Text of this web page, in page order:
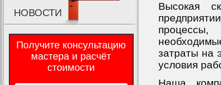
НОВОСТИ
Получите консультацию
мастера и расчёт
стоимости
Высокая
процессы,
затраты на
условия